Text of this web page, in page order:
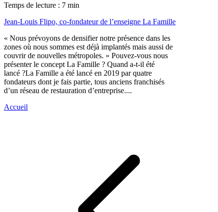
Temps de lecture : 7 min
Jean-Louis Flipo, co-fondateur de l’enseigne La Famille
« Nous prévoyons de densifier notre présence dans les
zones où nous sommes est déjà implantés mais aussi de
couvrir de nouvelles métropoles. » Pouvez-vous nous
présenter le concept La Famille ? Quand a-t-il été
lancé ?La Famille a été lancé en 2019 par quatre
fondateurs dont je fais partie, tous anciens franchisés
d’un réseau de restauration d’entreprise....
Accueil